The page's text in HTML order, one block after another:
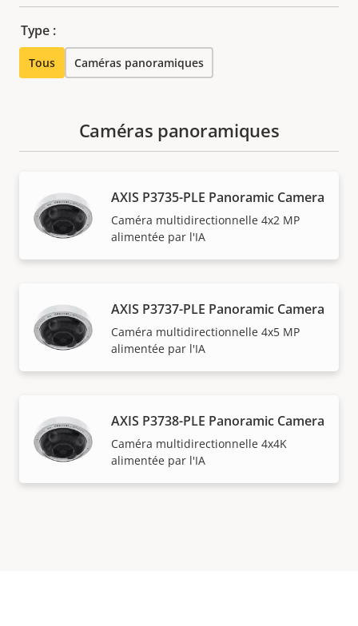
Type :
Tous Caméras panoramiques
Caméras panoramiques
AXIS P3735-PLE Panoramic Camera
Caméra multidirectionnelle 4x2 MP
alimentée par l'IA
AXIS P3737-PLE Panoramic Camera
Caméra multidirectionnelle 4x5 MP
alimentée par l'IA
AXIS P3738-PLE Panoramic Camera
Caméra multidirectionnelle 4x4K
alimentée par l'IA